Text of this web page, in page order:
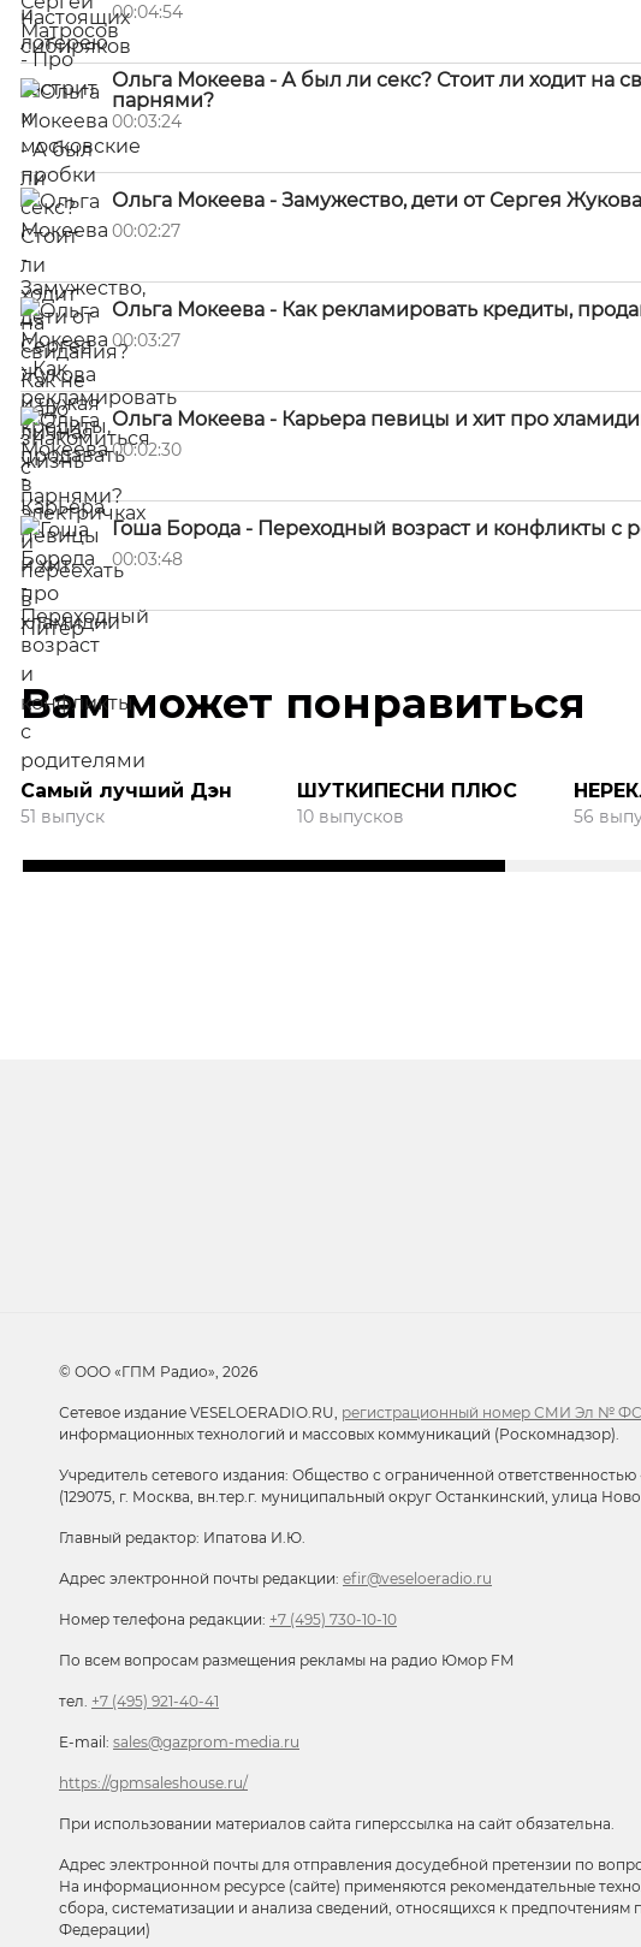
00:04:54
Ольга Мокеева - А был ли секс? Стоит ли ходит на
парнями?
00:03:24
Ольга Мокеева - Замужество, дети от Сергея
00:02:27
Ольга Мокеева - Как рекламировать кредиты,
00:03:27
Ольга Мокеева - Карьера певицы и хит про
00:02:30
Гоша Борода - Переходный возраст и конфликты с
00:03:48
Вам может понравиться
Самый лучший Дэн
51 выпуск
ШУТКИПЕСНИ ПЛЮС
10 выпусков 56
© ООО «ГПМ Радио», 2026
Сетевое издание VESELOERADIO.RU, регистрационный номер СМИ Эл №
информационных технологий и массовых коммуникаций (Роскомнадзор).
Учредитель сетевого издания: Общество с ограниченной
(129075, г. Москва, вн.тер.г. муниципальный округ Останкинский, улица
Главный редактор: Ипатова И.Ю.
Адрес электронной почты редакции: efir@veseloeradio.ru
Номер телефона редакции: +7 (495) 730-10-10
По всем вопросам размещения рекламы на радио Юмор FM
тел. +7 (495) 921-40-41
E-mail: sales@gazprom-media.ru
https://gpmsaleshouse.ru/
При использовании материалов сайта гиперссылка на сайт обязательна.
Адрес электронной почты для отправления досудебной претензии по
На информационном ресурсе (сайте) применяются рекомендательные
сбора, систематизации и анализа сведений, относящихся к
Федерации)